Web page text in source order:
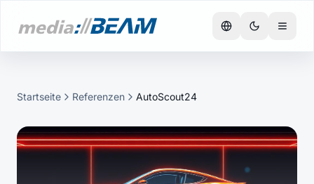
Startseite Referenzen AutoScout24